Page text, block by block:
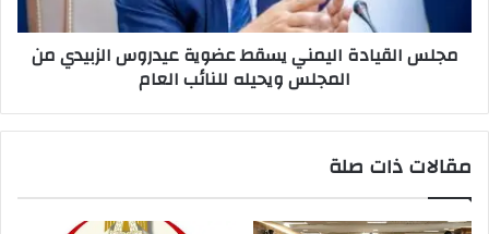
مجلس القيادة اليمني يسقط عضوية عيدروس الزبيدي من
المجلس ويحيله للنائب العام
مقالات ذات صلة